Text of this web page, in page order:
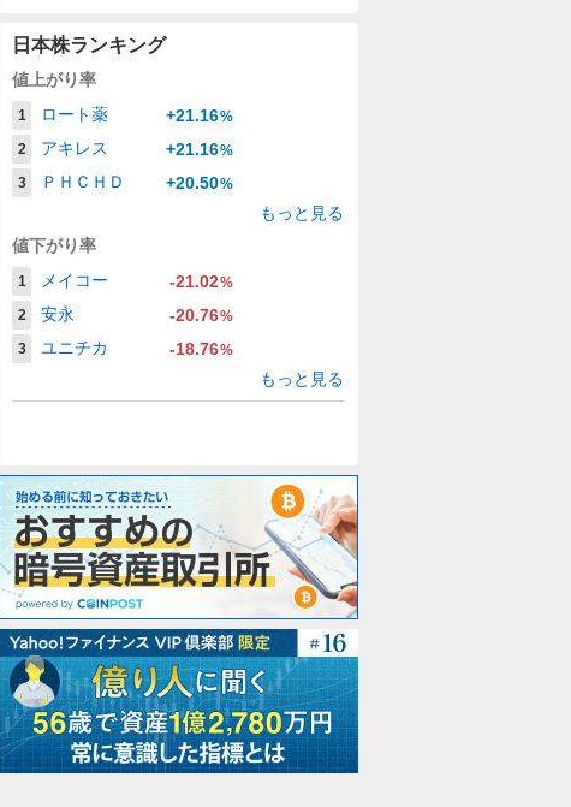
日本株ランキング
値上がり率
1 ロート薬 +21.16%
2
アキレス +21.16%
3
ＰＨＣＨＤ +20.50%
もっと見る
値下がり率
1 メイコー -21.02%
2
安永 -20.76%
3
ユニチカ -18.76%
もっと見る